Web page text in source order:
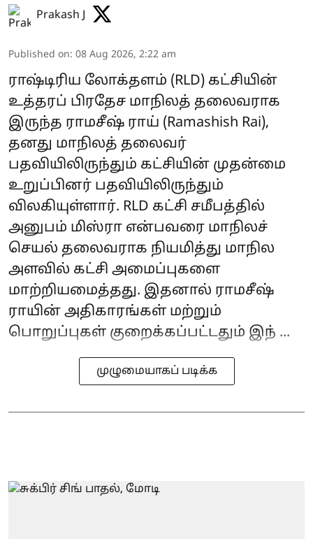
Prakash J
Published on: 08 Aug 2026, 2:22 am
ராஷ்டிரிய லோக்தளம் (RLD) கட்சியின்
உத்தரப் பிரதேச மாநிலத் தலைவராக
இருந்த ராமசீஷ் ராய் (Ramashish Rai),
தனது மாநிலத் தலைவர்
பதவியிலிருந்தும் கட்சியின் முதன்மை
உறுப்பினர் பதவியிலிருந்தும்
விலகியுள்ளார். RLD கட்சி சமீபத்தில்
அனுபம் மிஸ்ரா என்பவரை மாநிலச்
செயல் தலைவராக நியமித்து மாநில
அளவில் கட்சி அமைப்புகளை
மாற்றியமைத்தது. இதனால் ராமசீஷ்
ராயின் அதிகாரங்கள் மற்றும்
பொறுப்புகள் குறைக்கப்பட்டதும் இந் ...
முழுமையாகப் படிக்க